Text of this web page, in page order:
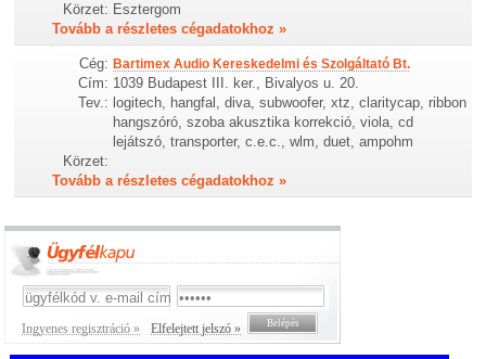
Körzet: Esztergom
Tovább a részletes cégadatokhoz »
Cég: Bartimex Audio Kereskedelmi és Szolgáltató Bt.
Cím: 1039 Budapest III. ker., Bivalyos u. 20.
Tev.: logitech, hangfal, diva, subwoofer, xtz, claritycap, ribbon
hangszóró, szoba akusztika korrekció, viola, cd
lejátszó, transporter, c.e.c., wlm, duet, ampohm
Körzet:
Tovább a részletes cégadatokhoz »
Ingyenes regisztráció » Elfelejtett jelszó »